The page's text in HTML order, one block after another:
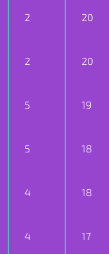
2 20
2 20
5 19
5 18
4 18
4 17